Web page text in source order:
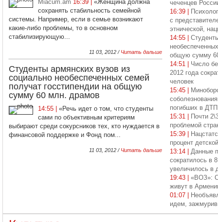
Miacum.am 16:39 | «Женщина должна
сохранять стабильность семейной
системы. Например, если в семье возникают
какие-либо проблемы, то в основном
стабилизирующую...
11 03, 2012 / Читать дальше
Студенты армянских вузов из
социально необеспеченных семей
получат госстипендии на общую
сумму 60 млн. драмов
14:55 | «Речь идет о том, что студенты
сами по объективным критериям
выбирают среди сокурсников тех, кто нуждается в
финансовой поддержке и Фонд пом...
11 03, 2012 / Читать дальше
чеченцев
16:39 |
с
этнической,
14:55 |
общую сумму
14:51 | Число
2012 года
человек
15:45 |
погибших в
15:31 |
Почти
проблемой
15:39 |
процент
13:14 | Данные
сократилось в
увеличилось в
19:43 | «ВОЗ»:
живут в
01:07 |
идем, зажмурив